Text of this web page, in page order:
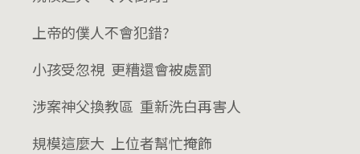
上帝的僕人不會犯錯?
小孩受忽視 更糟還會被處罰
涉案神父換教區 重新洗白再害人
規模這麼大 上位者幫忙掩飾